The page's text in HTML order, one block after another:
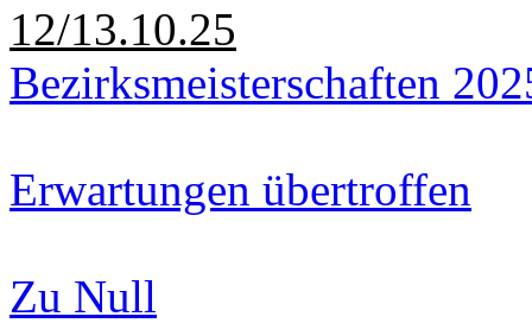
12/13.10.25
Bezirksmeisterschaften
Erwartungen übertroffen
Zu Null